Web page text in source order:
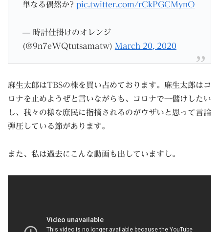
単なる偶然か? pic.twitter.com/rCkPGCMynO
— 時計仕掛けのオレンジ
(@9n7eWQtutsamatw) March 20, 2020
麻生太郎はTBSの株を買い占めております。麻生太郎はコ
ロナを止めようぜと言いながらも、コロナで一儲けしたい
し、我々の様な庶民に指摘されるのがウザいと思って言論
弾圧している節があります。
また、私は過去にこんな動画も出していますし。